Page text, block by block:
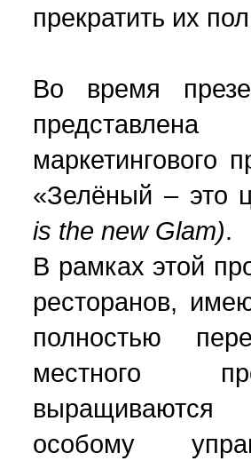
прекратить их
Во время
маркетингового
«Зелёный – это
is the new Glam).
В рамках этой
ресторанов,
полностью
местного
выращиваются
особому